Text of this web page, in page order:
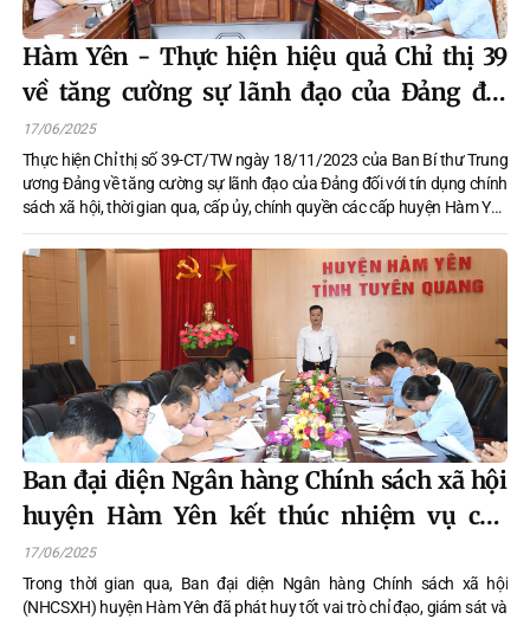
Hàm Yên - Thực hiện hiệu quả Chỉ thị 39
về tăng cường sự lãnh đạo của Đảng đối
với tín dụng chính sách xã hội
17/06/2025
Thực hiện Chỉ thị số 39-CT/TW ngày 18/11/2023 của Ban Bí thư Trung
ương Đảng về tăng cường sự lãnh đạo của Đảng đối với tín dụng chính
sách xã hội, thời gian qua, cấp ủy, chính quyền các cấp huyện Hàm Yên
đã tích cực vào cuộc, triển khai đồng bộ nhiều giải pháp, góp phần
nâng cao hiệu quả hoạt động tín dụng chính sách, hỗ trợ thiết thực cho
hộ nghèo và các đối tượng chính sách trên địa bàn.
Ban đại diện Ngân hàng Chính sách xã hội
huyện Hàm Yên kết thúc nhiệm vụ cấp
huyện
17/06/2025
Trong thời gian qua, Ban đại diện Ngân hàng Chính sách xã hội
(NHCSXH) huyện Hàm Yên đã phát huy tốt vai trò chỉ đạo, giám sát và